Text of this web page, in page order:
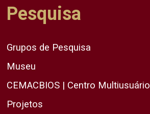
Pesquisa
Grupos de Pesquisa
Museu
CEMACBIOS | Centro Multiusuário
Projetos